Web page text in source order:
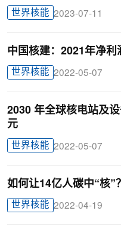
世界核能 2023-07-11
中国核建：2021年净利
世界核能 2022-05-07
2030 年全球核电站及
元
世界核能 2022-05-07
如何让14亿人碳中“核”？
世界核能 2022-04-19